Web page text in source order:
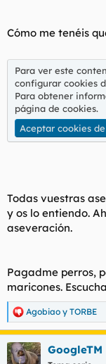
Cómo me tenéis
Para ver este
configurar cookies
Para obtener
página de cookies.
Aceptar cookies
Todas vuestras
y os lo entiendo.
aseveración.
Pagadme perros,
maricones.
R
e
a
c
c
Agobiao y TORBE
GoogleTM